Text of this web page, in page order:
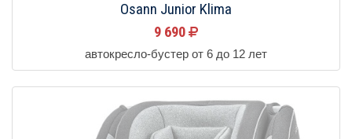
Osann Junior Klima
9 690
автокресло-бустер от 6 до 12 лет